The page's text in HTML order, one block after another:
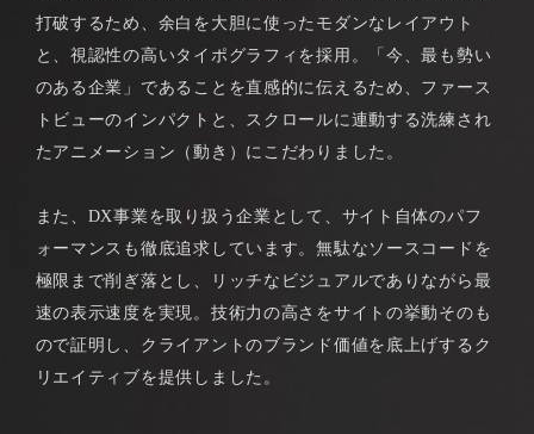
打破するため、余白を大胆に使ったモダンなレイアウト
と、視認性の高いタイポグラフィを採用。「今、最も勢い
のある企業」であることを直感的に伝えるため、ファース
トビューのインパクトと、スクロールに連動する洗練され
たアニメーション（動き）にこだわりました。
また、DX事業を取り扱う企業として、サイト自体のパフ
ォーマンスも徹底追求しています。無駄なソースコードを
極限まで削ぎ落とし、リッチなビジュアルでありながら最
速の表示速度を実現。技術力の高さをサイトの挙動そのも
ので証明し、クライアントのブランド価値を底上げするク
リエイティブを提供しました。